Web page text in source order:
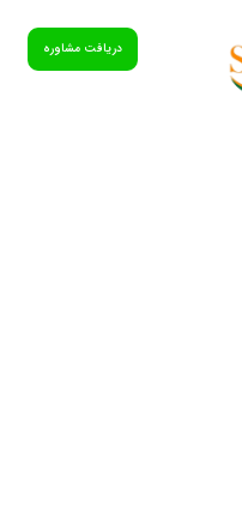
دریافت مشاوره